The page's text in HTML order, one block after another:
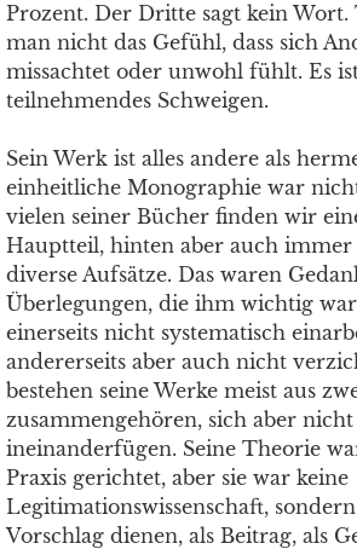
Prozent. Der Dritte sagt kein
man nicht das Gefühl, dass sich
missachtet oder unwohl fühlt. Es
teilnehmendes Schweigen.
Sein Werk ist alles andere als
einheitliche Monographie war
vielen seiner Bücher finden wir
Hauptteil, hinten aber auch immer
diverse Aufsätze. Das waren
Überlegungen, die ihm wichtig
einerseits nicht systematisch
andererseits aber auch nicht
bestehen seine Werke meist aus
zusammengehören, sich aber
ineinanderfügen. Seine Theorie
Praxis gerichtet, aber sie war keine
Legitimationswissenschaft,
Vorschlag dienen, als Beitrag, als